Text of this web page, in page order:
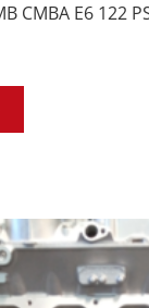
CMBA E6 122